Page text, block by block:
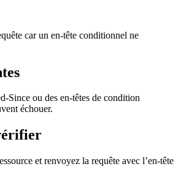
car un en-tête conditionnel ne
ou des en-têtes de condition
échouer.
et renvoyez la requête avec l’en-tête